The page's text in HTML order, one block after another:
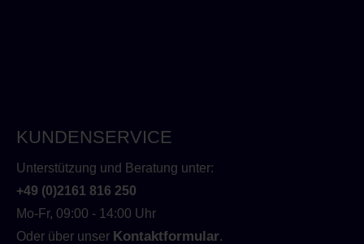
KUNDENSERVICE
Unterstützung und Beratung unter:
+49 (0)2161 816 250
Mo-Fr, 09:00 - 14:00 Uhr
Oder über unser Kontaktformular.